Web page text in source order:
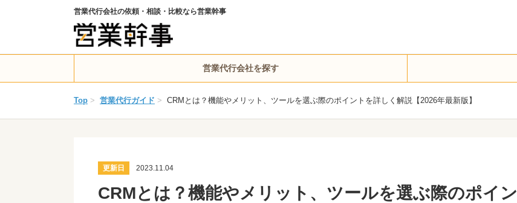
営業代行会社の依頼・相談・比較なら営業幹事
営業代行会社を探す
Top > 営業代行ガイド > CRMとは？機能やメリット、ツールを選ぶ際のポイントを詳しく解説【2026年最新版】
更新日 2023.11.04
CRMとは？機能やメリット、ツールを選ぶ際のポイン